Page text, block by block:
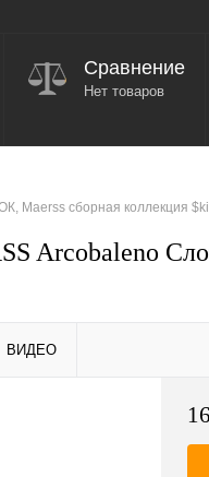
Сравнение
Нет товаров
Maerss сборная коллекция
Arcobaleno
ВИДЕО